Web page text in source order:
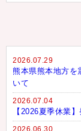
2026.07.29
熊本県熊本地方を
いて
2026.07.04
【2026夏季休業
2026.06.30